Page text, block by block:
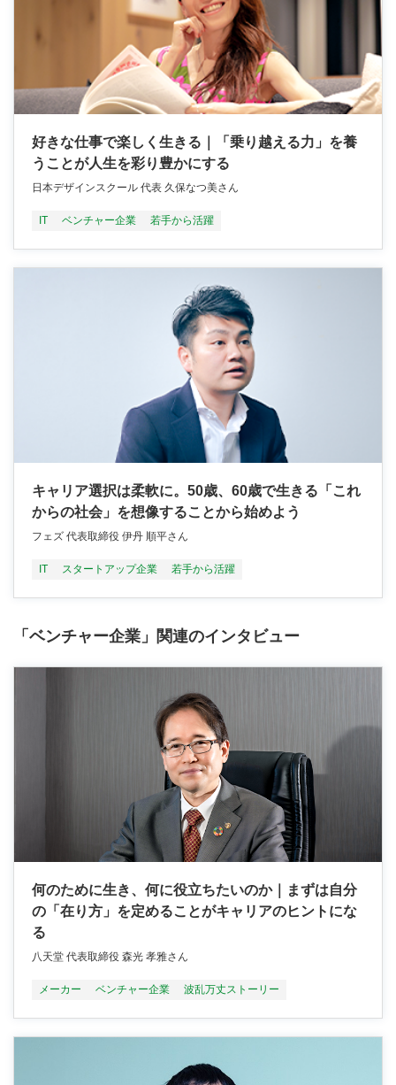
好きな仕事で楽しく生きる｜「乗り越える力」を養
うことが人生を彩り豊かにする
日本デザインスクール 代表 久保なつ美さん
IT ベンチャー企業 若手から活躍
キャリア選択は柔軟に。50歳、60歳で生きる「これ
からの社会」を想像することから始めよう
フェズ 代表取締役 伊丹 順平さん
IT スタートアップ企業 若手から活躍
「ベンチャー企業」関連のインタビュー
何のために生き、何に役立ちたいのか｜まずは自分
の「在り方」を定めることがキャリアのヒントにな
る
八天堂 代表取締役 森光 孝雅さん
メーカー ベンチャー企業 波乱万丈ストーリー